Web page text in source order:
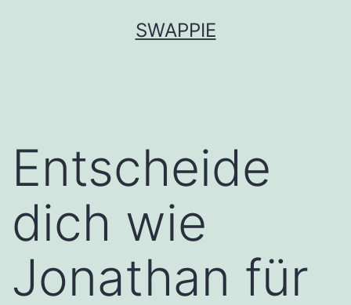
SWAPPIE
Entscheide
dich wie
Jonathan für